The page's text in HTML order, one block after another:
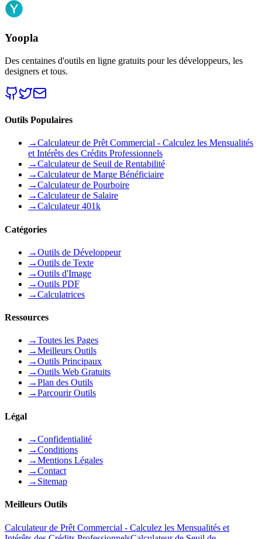
Yoopla
Des centaines d'outils en ligne gratuits pour les développeurs, les
designers et tous.
Outils Populaires
→Calculateur de Prêt Commercial - Calculez les Mensualités
et Intérêts des Crédits Professionnels
→Calculateur de Seuil de Rentabilité
→Calculateur de Marge Bénéficiaire
→Calculateur de Pourboire
→Calculateur de Salaire
→Calculateur 401k
Catégories
→Outils de Développeur
→Outils de Texte
→Outils d'Image
→Outils PDF
→Calculatrices
Ressources
→Toutes les Pages
→Meilleurs Outils
→Outils Principaux
→Outils Web Gratuits
→Plan des Outils
→Parcourir Outils
Légal
→Confidentialité
→Conditions
→Mentions Légales
→Contact
→ Sitemap
Meilleurs Outils
Calculateur de Prêt Commercial - Calculez les Mensualités et